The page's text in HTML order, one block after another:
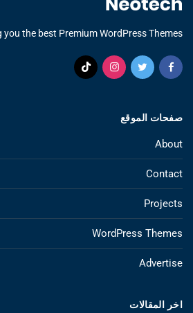
you the best Premium WordPress Themes.
صفحات الموقع
About
Contact
Projects
WordPress Themes
Advertise
اخر المقالات